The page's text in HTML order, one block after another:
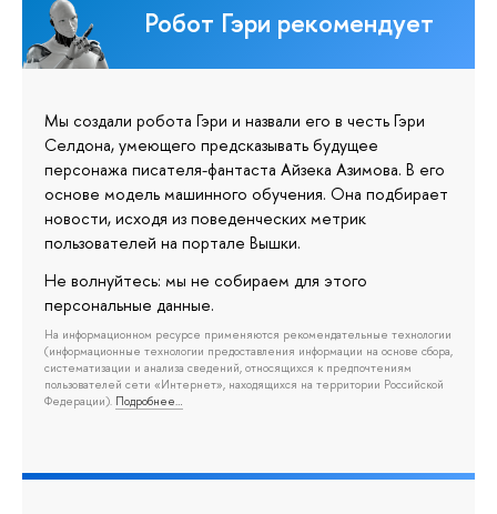
Робот Гэри рекомендует
Мы создали робота Гэри и назвали его в честь Гэри
Селдона, умеющего предсказывать будущее
персонажа писателя-фантаста Айзека Азимова. В его
основе модель машинного обучения. Она подбирает
новости, исходя из поведенческих метрик
пользователей на портале Вышки.
Не волнуйтесь: мы не собираем для этого
персональные данные.
На информационном ресурсе применяются рекомендательные технологии
(информационные технологии предоставления информации на основе сбора,
систематизации и анализа сведений, относящихся к предпочтениям
пользователей сети «Интернет», находящихся на территории Российской
Федерации). Подробнее…